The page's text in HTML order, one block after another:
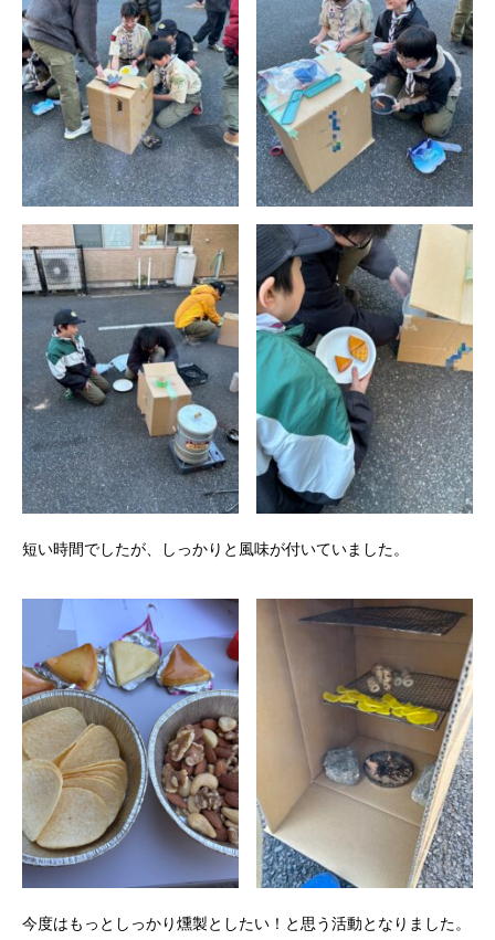
短い時間でしたが、しっかりと風味が付いていました。
今度はもっとしっかり燻製としたい！と思う活動となりました。